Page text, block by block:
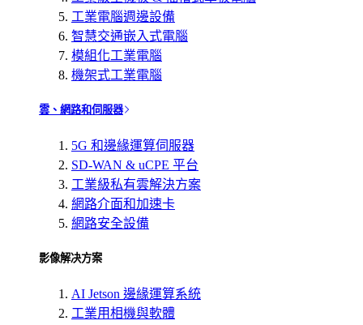
工業電腦週邊設備
智慧交通嵌入式電腦
模組化工業電腦
機架式工業電腦
雲、網路和伺服器
5G 和邊緣運算伺服器
SD-WAN & uCPE 平台
工業級私有雲解決方案
網路介面和加速卡
網路安全設備
影像解决方案
AI Jetson 邊緣運算系統
工業用相機與軟體